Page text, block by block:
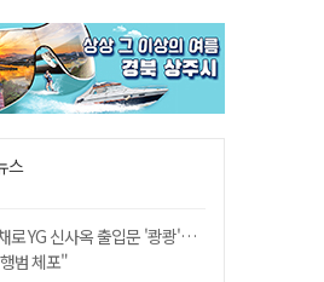
스
로 YG 신사옥 출입문 '쾅쾅'…
범 체포"